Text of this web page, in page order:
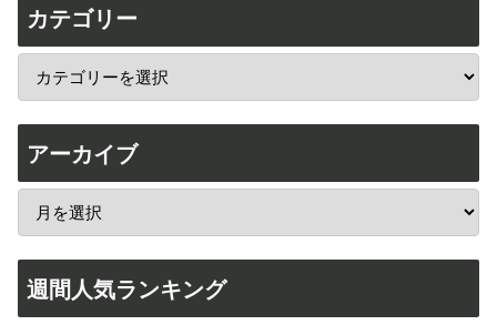
カテゴリー
アーカイブ
週間人気ランキング